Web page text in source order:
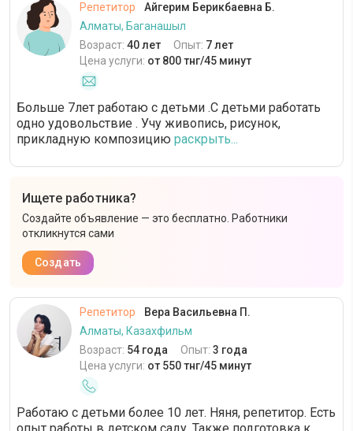
Репетитор
Айгерим Берикбаевна Б.
Алматы, Баганашыл
Возраст: 40 лет Опыт: 7 лет
Цена услуги: от 800 тнг/45 минут
Больше 7лет работаю с детьми .С детьми работать
одно удовольствие . Учу живопись, рисунок,
прикладную композицию раскрыть...
Ищете работника?
Создайте объявление — это бесплатно. Работники
откликнутся сами
Создать
Репетитор
Вера Васильевна П.
Алматы, Казахфильм
Возраст: 54 года Опыт: 3 года
Цена услуги: от 550 тнг/45 минут
Работаю с детьми более 10 лет. Няня, репетитор. Есть